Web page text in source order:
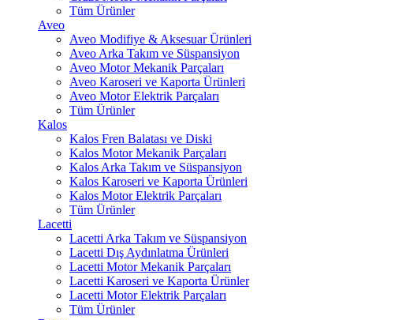
Tüm Ürünler
Aveo
Aveo Modifiye & Aksesuar Ürünleri
Aveo Arka Takım ve Süspansiyon
Aveo Motor Mekanik Parçaları
Aveo Karoseri ve Kaporta Ürünleri
Aveo Motor Elektrik Parçaları
Tüm Ürünler
Kalos
Kalos Fren Balatası ve Diski
Kalos Motor Mekanik Parçaları
Kalos Arka Takım ve Süspansiyon
Kalos Karoseri ve Kaporta Ürünleri
Kalos Motor Elektrik Parçaları
Tüm Ürünler
Lacetti
Lacetti Arka Takım ve Süspansiyon
Lacetti Dış Aydınlatma Ürünleri
Lacetti Motor Mekanik Parçaları
Lacetti Karoseri ve Kaporta Ürünler
Lacetti Motor Elektrik Parçaları
Tüm Ürünler